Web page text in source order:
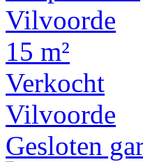
15 m²
Verkocht
Vilvoorde
Gesloten